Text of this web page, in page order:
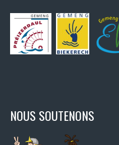
NOUS SOUTENONS